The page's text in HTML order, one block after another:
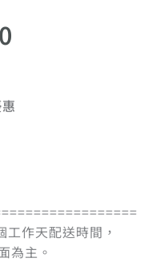
作天配送時間，
為主。